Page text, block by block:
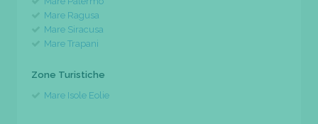
Mare Ragusa
Mare Siracusa
Mare Trapani
Zone Turistiche
Mare Isole Eolie